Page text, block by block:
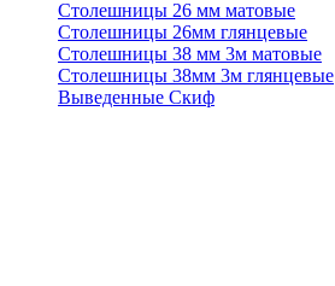
Столешницы 26 мм матовые
Столешницы 26мм глянцевые
Столешницы 38 мм 3м матовые
Столешницы 38мм 3м глянцевые
Выведенные Скиф